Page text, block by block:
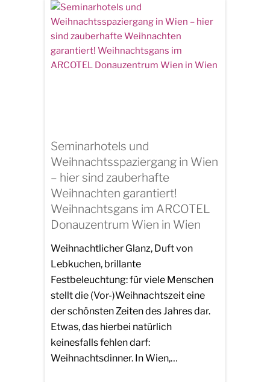
Seminarhotels und
Weihnachtsspaziergang in Wien
– hier sind zauberhafte
Weihnachten garantiert!
Weihnachtsgans im ARCOTEL
Donauzentrum Wien in Wien
Weihnachtlicher Glanz, Duft von
Lebkuchen, brillante
Festbeleuchtung: für viele Menschen
stellt die (Vor-)Weihnachtszeit eine
der schönsten Zeiten des Jahres dar.
Etwas, das hierbei natürlich
keinesfalls fehlen darf:
Weihnachtsdinner. In Wien,…